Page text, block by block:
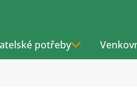
potřeby